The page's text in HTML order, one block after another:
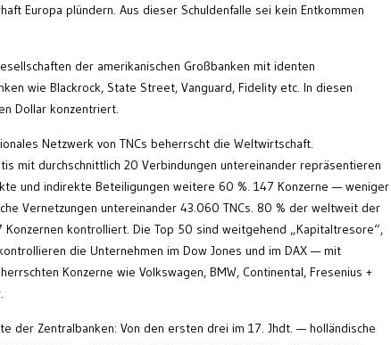
Europa plündern. Aus dieser Schuldenfalle sei kein Entkommen
der amerikanischen Großbanken mit identen
wie Blackrock, State Street, Vanguard, Fidelity etc. In diesen
Dollar konzentriert.
Netzwerk von TNCs beherrscht die Weltwirtschaft.
mit durchschnittlich 20 Verbindungen untereinander repräsentieren
und indirekte Beteiligungen weitere 60 %. 147 Konzerne — weniger
Vernetzungen untereinander 43.060 TNCs. 80 % der weltweit der
kontrolliert. Die Top 50 sind weitgehend „Kapitaltresore“,
die Unternehmen im Dow Jones und im DAX — mit
Konzerne wie Volkswagen, BMW, Continental, Fresenius +
der Zentralbanken: Von den ersten drei im 17. Jhdt. — holländische